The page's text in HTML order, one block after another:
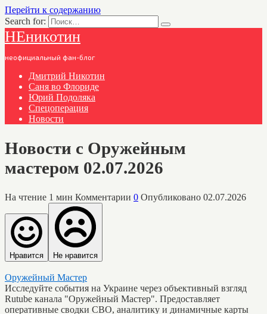
Перейти к содержанию
Search for:
НЕникотин
неофициальный фан-блог
Дмитрий Никотин
Саня во Флориде
Юрий Подоляка
Спецоперация
Новости
Новости с Оружейным
мастером 02.07.2026
На чтение 1 мин Комментарии 0 Опубликовано 02.07.2026
Нравится Не нравится
Оружейный Мастер
Исследуйте события на Украине через объективный взгляд
Rutube канала "Оружейный Мастер". Предоставляет
оперативные сводки СВО, аналитику и динамичные карты